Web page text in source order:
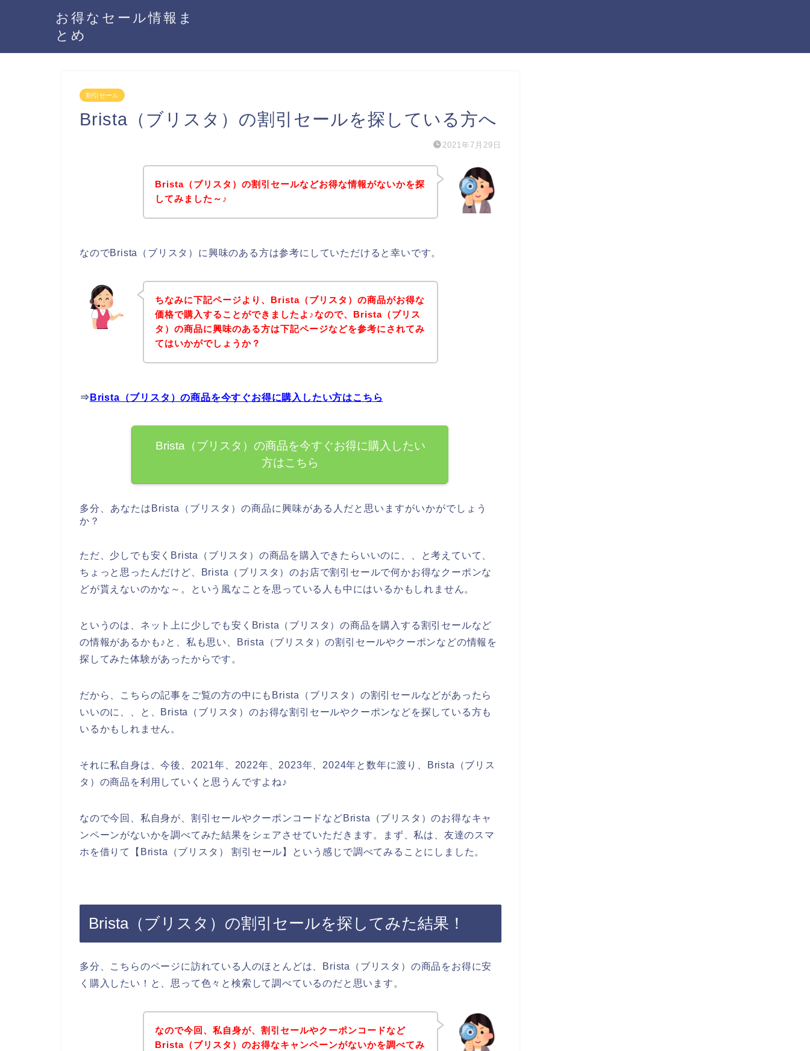
お得なセール情報ま
とめ
割引セール
Brista（ブリスタ）の割引セールを探している方へ
2021年7月29日
Brista（ブリスタ）の割引セールなどお得な情報がないかを探
してみました～♪
なのでBrista（ブリスタ）に興味のある方は参考にしていただけると幸いです。
ちなみに下記ページより、Brista（ブリスタ）の商品がお得な
価格で購入することができましたよ♪なので、Brista（ブリス
タ）の商品に興味のある方は下記ページなどを参考にされてみ
てはいかがでしょうか？
⇒ Brista（ブリスタ）の商品を今すぐお得に購入したい方はこちら
Brista（ブリスタ）の商品を今すぐお得に購入したい
方はこちら
多分、あなたはBrista（ブリスタ）の商品に興味がある人だと思いますがいかがでしょう
か？
ただ、少しでも安くBrista（ブリスタ）の商品を購入できたらいいのに、、と考えていて、
ちょっと思ったんだけど、Brista（ブリスタ）のお店で割引セールで何かお得なクーポンな
どが貰えないのかな～。という風なことを思っている人も中にはいるかもしれません。
というのは、ネット上に少しでも安くBrista（ブリスタ）の商品を購入する割引セールなど
の情報があるかも♪と、私も思い、Brista（ブリスタ）の割引セールやクーポンなどの情報を
探してみた体験があったからです。
だから、こちらの記事をご覧の方の中にもBrista（ブリスタ）の割引セールなどがあったら
いいのに、、と、Brista（ブリスタ）のお得な割引セールやクーポンなどを探している方も
いるかもしれません。
それに私自身は、今後、2021年、2022年、2023年、2024年と数年に渡り、Brista（ブリス
タ）の商品を利用していくと思うんですよね♪
なので今回、私自身が、割引セールやクーポンコードなどBrista（ブリスタ）のお得なキャ
ンペーンがないかを調べてみた結果をシェアさせていただきます。まず、私は、友達のスマ
ホを借りて【Brista（ブリスタ） 割引セール】という感じで調べてみることにしました。
Brista（ブリスタ）の割引セールを探してみた結果！
多分、こちらのページに訪れている人のほとんどは、Brista（ブリスタ）の商品をお得に安
く購入したい！と、思って色々と検索して調べているのだと思います。
なので今回、私自身が、割引セールやクーポンコードなど
Brista（ブリスタ）のお得なキャンペーンがないかを調べてみ